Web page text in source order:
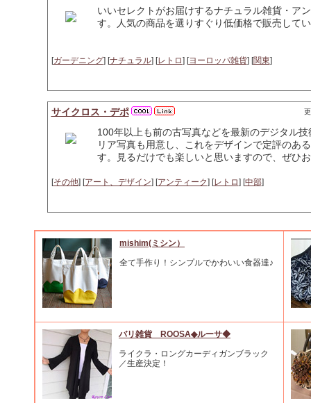
いいセレクトがお届けするナチュラル雑貨・ア
す。人気の商品を選りすぐり低価格で販売して
[ガーデニング] [ナチュラル] [レトロ] [ヨーロッパ雑貨] [関東]
サイクロス・デポ
100年以上も前の古写真などを最新のデジタル
リア写真も用意し、これをデザインで定評のあ
す。見るだけでも楽しいと思いますので、ぜひ
[その他] [アート、デザイン] [アンティーク] [レトロ] [中部]
mishim(ミシン）
全て手作り！シンプルでかわいい食器達♪
バリ雑貨 ROOSA◆ルーサ◆
ライクラ・ロングカーディガンブラック
／生産決定！